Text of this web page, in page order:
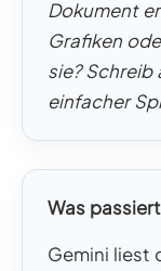
Dokument
Grafiken
sie? Schreib
einfacher
Was
Gemini liest